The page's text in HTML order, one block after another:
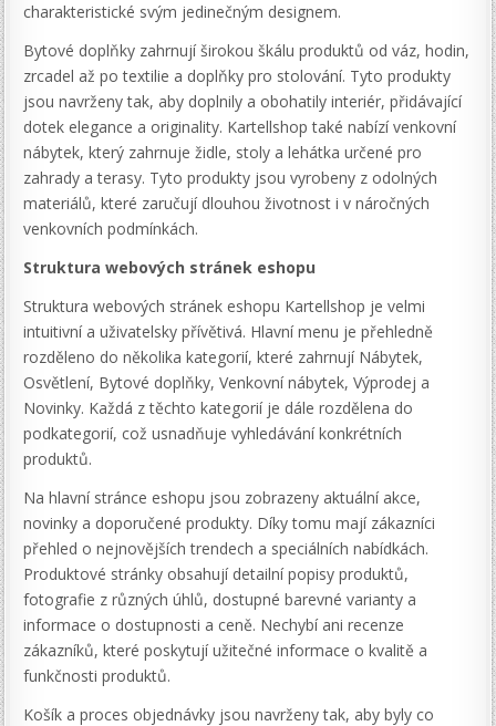
charakteristické svým jedinečným designem.
Bytové doplňky zahrnují širokou škálu produktů od váz, hodin,
zrcadel až po textilie a doplňky pro stolování. Tyto produkty
jsou navrženy tak, aby doplnily a obohatily interiér, přidávající
dotek elegance a originality. Kartellshop také nabízí venkovní
nábytek, který zahrnuje židle, stoly a lehátka určené pro
zahrady a terasy. Tyto produkty jsou vyrobeny z odolných
materiálů, které zaručují dlouhou životnost i v náročných
venkovních podmínkách.
Struktura webových stránek eshopu
Struktura webových stránek eshopu Kartellshop je velmi
intuitivní a uživatelsky přívětivá. Hlavní menu je přehledně
rozděleno do několika kategorií, které zahrnují Nábytek,
Osvětlení, Bytové doplňky, Venkovní nábytek, Výprodej a
Novinky. Každá z těchto kategorií je dále rozdělena do
podkategorií, což usnadňuje vyhledávání konkrétních
produktů.
Na hlavní stránce eshopu jsou zobrazeny aktuální akce,
novinky a doporučené produkty. Díky tomu mají zákazníci
přehled o nejnovějších trendech a speciálních nabídkách.
Produktové stránky obsahují detailní popisy produktů,
fotografie z různých úhlů, dostupné barevné varianty a
informace o dostupnosti a ceně. Nechybí ani recenze
zákazníků, které poskytují užitečné informace o kvalitě a
funkčnosti produktů.
Košík a proces objednávky jsou navrženy tak, aby byly co